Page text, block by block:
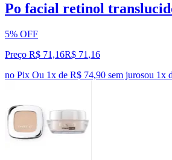
Po facial retinol
5% OFF
Preço R$ 71,16R$ 71 ,16
no Pix Ou 1x de R$ 74,90 sem jurosou 1x